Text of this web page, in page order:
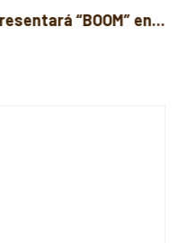
“BOOM” en...